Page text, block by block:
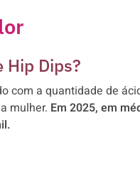
Hip Dips?
com a quantidade de
mulher. Em 2025, em